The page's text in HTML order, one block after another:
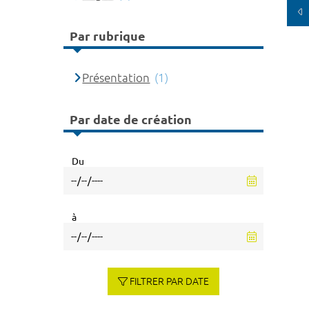
Par rubrique
Présentation (1)
Par date de création
Du
à
FILTRER PAR DATE